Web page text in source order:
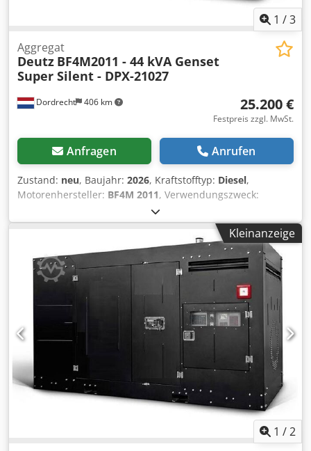
1 /3
Dordrecht 406 km
Aggregat
Deutz BF4M2011 - 44 kVA Genset
Super Silent - DPX-21027
25.200 €
Festpreis zzgl. MwSt.
Anfragen Anrufen
Zustand: neu, Baujahr: 2026, Kraftstofftyp: Diesel,
Motorenhersteller: BF4M 2011, Verwendungszweck:
Bauwesen Leergewicht: 1.600 kg Generatorleistung: 44 kVA
Abmessungen des Laderaums: 240 x 120 x 175 cm CE-
Kennzeichnung: ja Wassertankvolumen: 175 l Wenden Sie
sich an Team DPX, um weitere Informationen zu erhalten.
Crjdpfx Aeznrz Hjivef = Weitere Optionen und Zubehör = -
Battery - Control Panel - Stahldach - Tanker
Kleinanzeige
1 /2